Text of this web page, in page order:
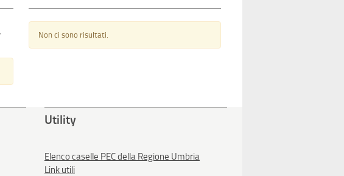
Non ci sono risultati.
Utility
Elenco caselle PEC della Regione Umbria
Link utili